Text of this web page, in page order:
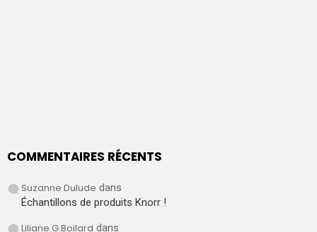
COMMENTAIRES RÉCENTS
Suzanne Dulude dans
Échantillons de produits Knorr !
Liliane G.Boilard dans